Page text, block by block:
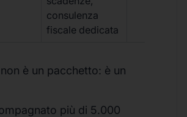
consulenza
fiscale dedicata
è un pacchetto: è un
più di 5.000